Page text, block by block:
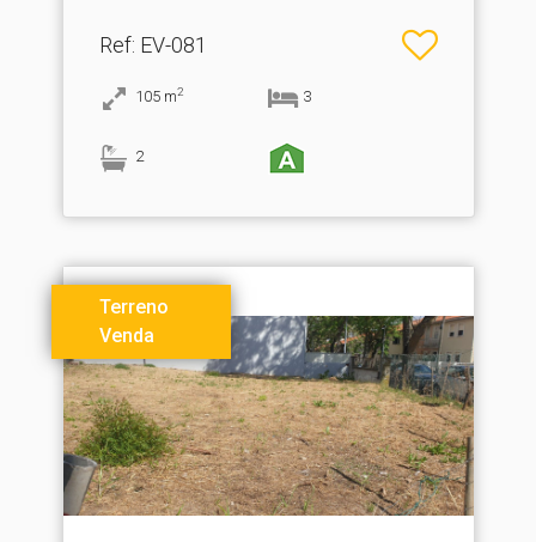
Ref: EV-081
105 m2 3
2
Terreno
Venda